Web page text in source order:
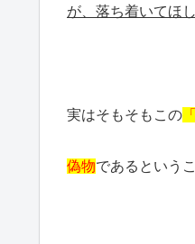
が、落ち着いてほし
実はそもそもこの
偽物であるという